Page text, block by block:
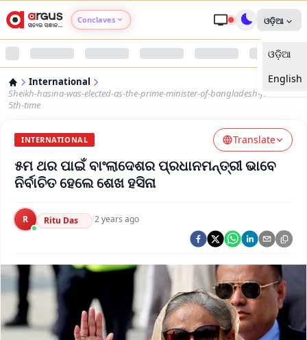
Conclaves
Argus Nari Shakti
Argus Health Connect
Argus Chalo Dekhein Apna Desh
ଓଡ଼ିଆ
ଓଡ଼ିଆ
English
International
Sheikh-hasina-was-elected-as-the-prime-minister-of-bangladesh-for-the-
5th-time
INTERNATIONAL Translate
୫ମ ଥର ପାଇଁ ବାଂଲାଦେଶର ପ୍ରଧାନମନ୍ତ୍ରୀ ଭାବେ
ନିର୍ବାଚିତ ହେଲେ ଶେଖ ହସିନା
R Ritu Das ·2 years ago